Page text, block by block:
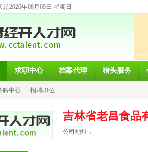
是2026年08月09日 星期日
求职中心 档案代理 猎头服务
聘中心 — 招聘职位
吉林省老昌食品
公司地址：